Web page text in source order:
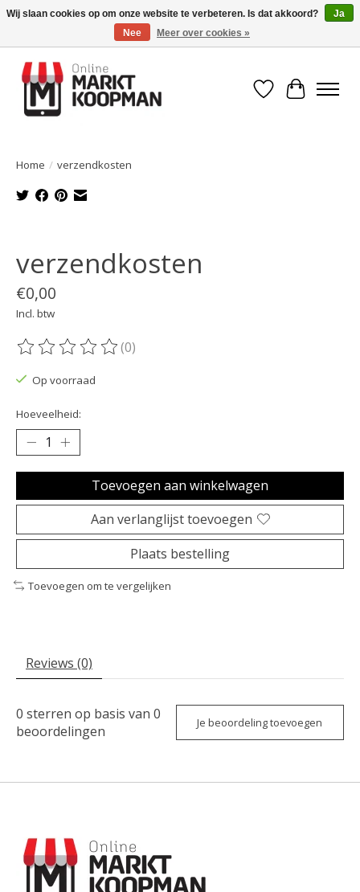
Voor 15:00 besteld, morgen in huis!
Verlanglijst
Home / verzendkosten
verzendkosten
€0,00
Incl. btw
De beoordeling van dit product is
(0)
Op voorraad
Hoeveelheid:
Toevoegen aan winkelwagen
Aan verlanglijst toevoegen
Plaats bestelling
Toevoegen om te vergelijken
Reviews (0)
0 sterren op basis van 0
beoordelingen
Je beoordeling toevoegen
Wij slaan cookies op om onze website te verbeteren. Is dat akkoord?
Ja
Nee
Meer over cookies »